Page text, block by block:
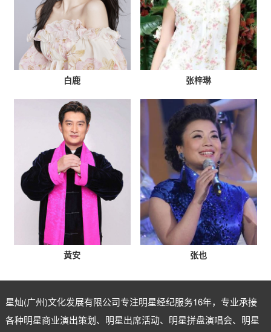
白鹿 张梓琳
黄安 张也
星灿(广州)文化发展有限公司专注明星经纪服务16年，专业承接
各种明星商业演出策划、明星出席活动、明星拼盘演唱会、明星